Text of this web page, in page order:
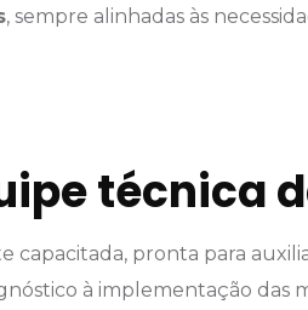
, sempre alinhadas às
técnica
capacitada, pronta para
à implementação das